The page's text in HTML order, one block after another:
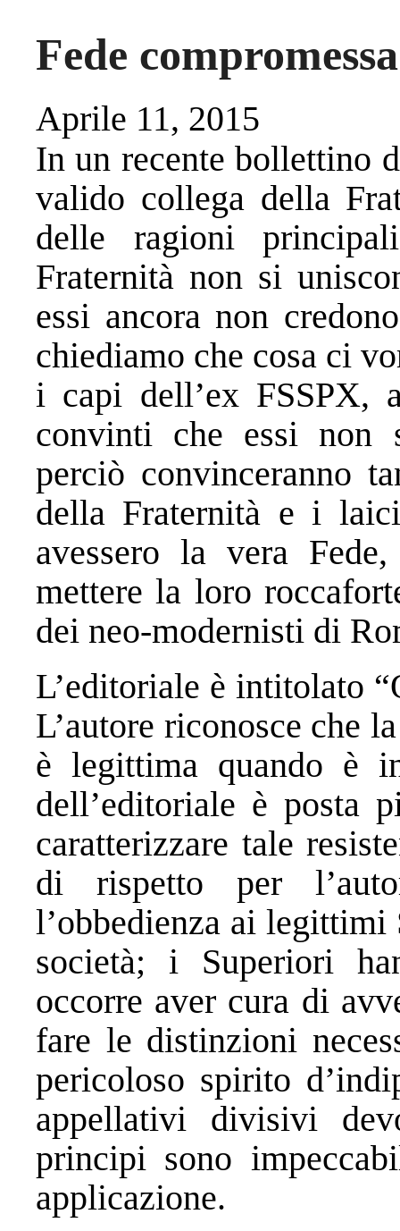
Fede compromessa
Aprile 11, 2015
In un recente bollettino
valido collega della
delle ragioni
Fraternità non si
essi ancora non
chiediamo che cosa ci
i capi dell’ex FSSPX,
convinti che essi non
perciò convinceranno
della Fraternità e i
avessero la vera
mettere la loro
dei neo-modernisti di
L’editoriale è intitolato
L’autore riconosce che
è legittima quando è
dell’editoriale è posta
caratterizzare tale
di rispetto per
l’obbedienza ai legittimi
società; i Superiori
occorre aver cura di
fare le distinzioni
pericoloso spirito
appellativi divisivi
principi sono
applicazione.